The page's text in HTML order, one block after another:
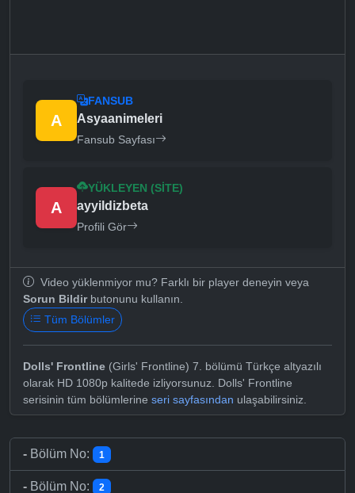
A
FANSUB
Asyaanimeleri
Fansub Sayfası
A
YÜKLEYEN (SITE)
ayyildizbeta
Profili Gör
Video yüklenmiyor mu? Farklı bir player deneyin veya
Sorun Bildirbutonunu kullanın.
Tüm Bölümler
Dolls' Frontline (Girls' Frontline) 7. bölümü Türkçe altyazılı
olarak HD 1080p kalitede izliyorsunuz. Dolls' Frontline
serisinin tüm bölümlerine seri sayfasından ulaşabilirsiniz.
- Bölüm No: 1
- Bölüm No: 2